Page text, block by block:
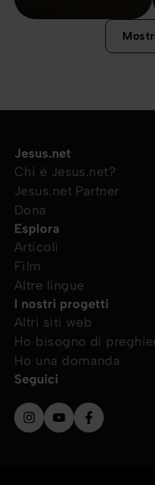
Jesus.net
Chi è Jesus.net?
Jesus.net Partner
Dona
Esplora
Articoli
Film
Altre lingue
I nostri progetti
Altri siti web
Ho bisogno di
Ho una domanda
Seguici